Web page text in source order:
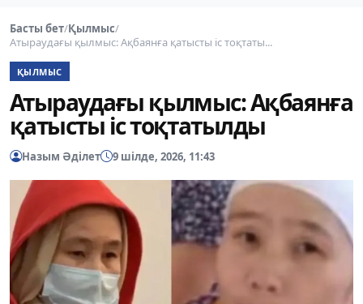
Басты бет/Қылмыс/
Атыраудағы қылмыс: Ақбаянға қатысты іс тоқтаты...
ҚЫЛМЫС
Атыраудағы қылмыс: Ақбаянға
қатысты іс тоқтатылды
Назым Әділет 9 шілде, 2026, 11:43